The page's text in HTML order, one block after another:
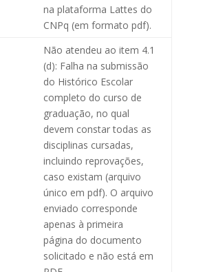
na plataforma Lattes do
CNPq (em formato pdf).
Não atendeu ao item 4.1
(d): Falha na submissão
do Histórico Escolar
completo do curso de
graduação, no qual
devem constar todas as
disciplinas cursadas,
incluindo reprovações,
caso existam (arquivo
único em pdf). O arquivo
enviado corresponde
apenas à primeira
página do documento
solicitado e não está em